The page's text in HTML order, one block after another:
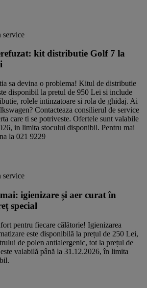
service
kit distributie Golf 7 la
sa devina o problema! Kitul de distributie
disponibil la pretul de 950 Lei si include
rolele intinzatoare si rola de ghidaj. Ai
Contacteaza consilierul de service
care ti se potriveste. Ofertele sunt valabile
in limita stocului disponibil. Pentru mai
la 021 9229
service
igienizare și aer curat în
special
pentru fiecare călătorie! Igienizarea
este disponibilă la prețul de 250 Lei,
de polen antialergenic, tot la prețul de
valabilă până la 31.12.2026, în limita